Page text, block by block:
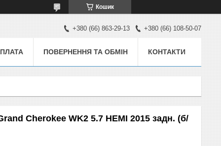
Кошик
+380 (66) 863-29-13 +380 (66) 108-50-07
ПОВЕРНЕННЯ ТА ОБМІН КОНТАКТИ
Cherokee WK2 5.7 HEMI 2015 задн. (б/